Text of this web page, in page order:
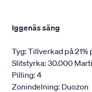
Iggenäs säng
Tyg: Tillverkad på
Slitstyrka: 30.000
Pilling: 4
Zonindelning: Duozon